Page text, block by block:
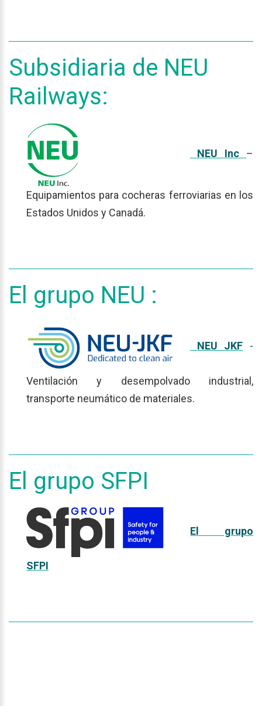
Subsidiaria de NEU
Railways:
NEU Inc –
Equipamientos para cocheras ferroviarias en los
Estados Unidos y Canadá.
El grupo NEU :
NEU JKF -
Ventilación y desempolvado industrial,
transporte neumático de materiales.
El grupo SFPI
El grupo
SFPI